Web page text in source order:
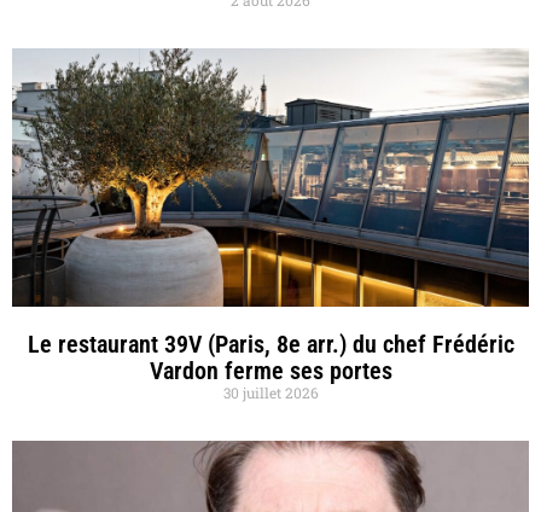
Le restaurant 39V (Paris, 8e arr.) du chef Frédéric
Vardon ferme ses portes
30 juillet 2026